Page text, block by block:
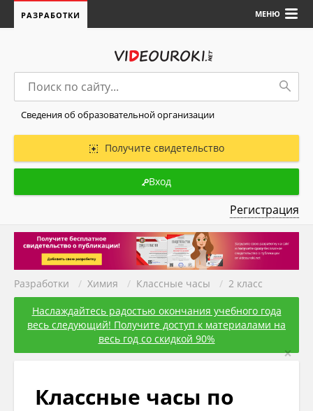
МЕНЮ
РАЗРАБОТКИ
Сведения об образовательной организации
Получите свидетельство
Вход
Регистрация
Разработки / Химия / Классные часы / 2 класс
Наслаждайтесь радостью окончания учебного года
весь следующий! Получите доступ к материалами на
весь год со скидкой 90%
×
Классные часы по